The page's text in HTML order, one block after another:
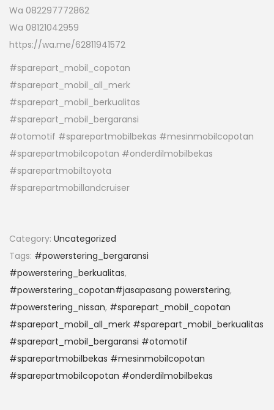
Wa 082297772862
Wa 08121042959
https://wa.me/62811941572
#sparepart_mobil_copotan
#sparepart_mobil_all_merk
#sparepart_mobil_berkualitas
#sparepart_mobil_bergaransi
#otomotif #sparepartmobilbekas #mesinmobilcopotan
#sparepartmobilcopotan #onderdilmobilbekas
#sparepartmobiltoyota
#sparepartmobillandcruiser
Category: Uncategorized
Tags: #powerstering_bergaransi
#powerstering_berkualitas,
#powerstering_copotan#jasapasang powerstering,
#powerstering_nissan, #sparepart_mobil_copotan
#sparepart_mobil_all_merk #sparepart_mobil_berkualitas
#sparepart_mobil_bergaransi #otomotif
#sparepartmobilbekas #mesinmobilcopotan
#sparepartmobilcopotan #onderdilmobilbekas